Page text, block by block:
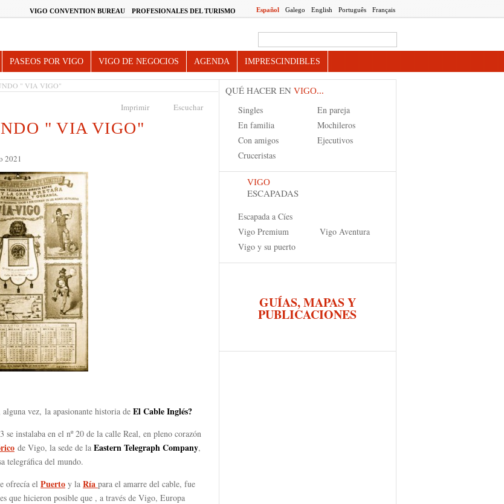
Español Galego English Português Français
VIGO CONVENTION BUREAU PROFESIONALES DEL TURISMO
PASEOS POR VIGO VIGO DE NEGOCIOS AGENDA IMPRESCINDIBLES
" VIA VIGO"
Imprimir Escuchar
" VIA VIGO"
2021
alguna vez, la apasionante historia de El Cable Inglés?
se instalaba en el nº 20 de la calle Real, en pleno corazón
de Vigo, la sede de la Eastern Telegraph Company,
telegráfica del mundo.
ofrecía el Puerto y la Ría para el amarre del cable, fue
que hicieron posible que , a través de Vigo, Europa
QUÉ HACER EN VIGO...
Singles
En pareja
En familia
Mochileros
Con amigos
Ejecutivos
Cruceristas
VIGO
ESCAPADAS
Escapada a Cíes
Vigo Premium
Vigo Aventura
Vigo y su puerto
GUÍAS, MAPAS Y
PUBLICACIONES